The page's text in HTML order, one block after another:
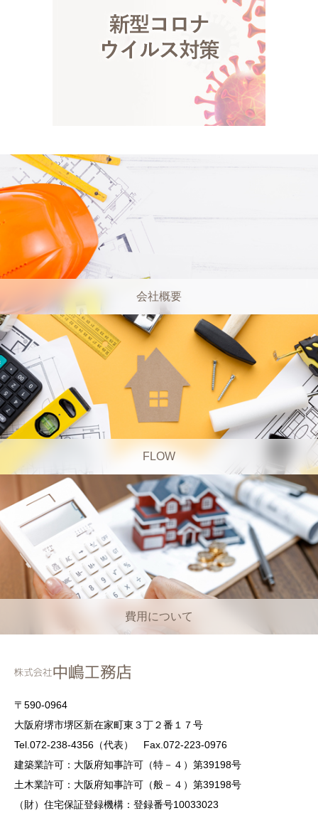
会社概要
FLOW
費用について
〒590-0964
大阪府堺市堺区新在家町東３丁２番１７号
Tel.072-238-4356（代表） Fax.072-223-0976
建築業許可：大阪府知事許可（特－４）第39198号
土木業許可：大阪府知事許可（般－４）第39198号
（財）住宅保証登録機構：登録番号10033023